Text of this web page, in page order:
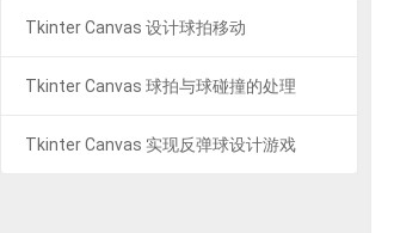
Tkinter Canvas 设计球拍移动
Tkinter Canvas 球拍与球碰撞的处理
Tkinter Canvas 实现反弹球设计游戏